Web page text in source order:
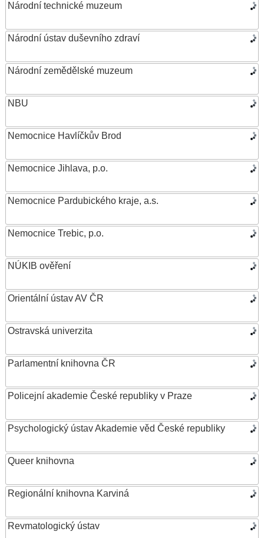
Národní technické muzeum
Národní ústav duševního zdraví
Národní zemědělské muzeum
NBU
Nemocnice Havlíčkův Brod
Nemocnice Jihlava, p.o.
Nemocnice Pardubického kraje, a.s.
Nemocnice Trebic, p.o.
NÚKIB ověření
Orientální ústav AV ČR
Ostravská univerzita
Parlamentní knihovna ČR
Policejní akademie České republiky v Praze
Psychologický ústav Akademie věd České republiky
Queer knihovna
Regionální knihovna Karviná
Revmatologický ústav